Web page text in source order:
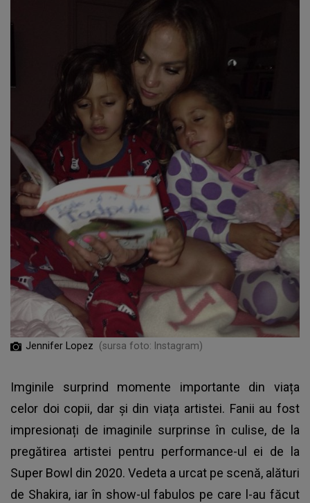
Jennifer Lopez (sursa foto: Instagram)
Imginile surprind momente importante din viața
celor doi copii, dar și din viața artistei. Fanii au fost
impresionați de imaginile surprinse în culise, de la
pregătirea artistei pentru performance-ul ei de la
Super Bowl din 2020. Vedeta a urcat pe scenă, alături
de Shakira, iar în show-ul fabulos pe care l-au făcut